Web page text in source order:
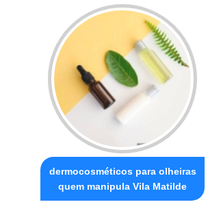
dermocosméticos para olheiras
quem manipula Vila Matilde